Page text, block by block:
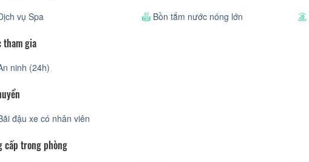
vụ Spa Bồn tắm nước nóng lớn
tham gia
ninh (24h)
đậu xe có nhân viên
cấp trong phòng